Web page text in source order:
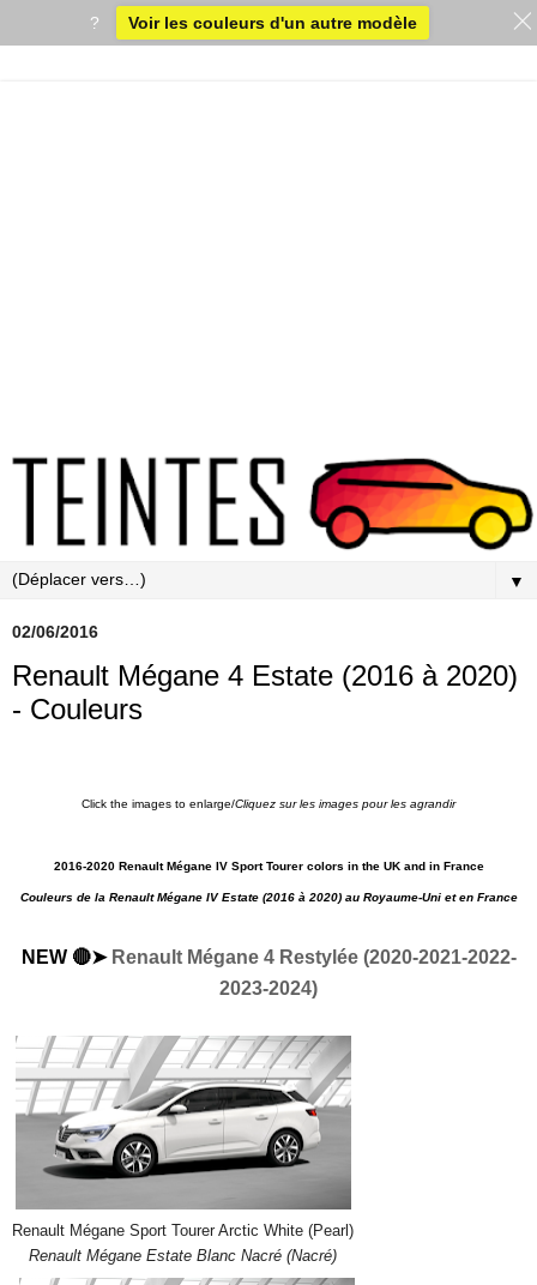
▼
02/06/2016
Renault Mégane 4 Estate (2016 à 2020)
- Couleurs
Click the images to enlarge/Cliquez sur les images pour les agrandir
2016-2020 Renault Mégane IV Sport Tourer colors in the UK and in France
Couleurs de la Renault Mégane IV Estate(2016 à 2020) au Royaume-Uni et enFrance
NEW 🔴➤ Renault Mégane 4 Restylée (2020-2021-2022-
2023-2024)
Renault Mégane Sport Tourer Arctic White (Pearl)
Renault Mégane Estate Blanc Nacré (Nacré)
? Voir les couleurs d'un autre modèle